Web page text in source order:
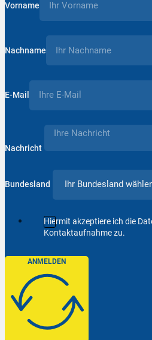
Vorname
Nachname
E-Mail
Nachricht
Bundesland
Hiermit akzeptiere ich die
Kontaktaufnahme zu.
ANMELDEN